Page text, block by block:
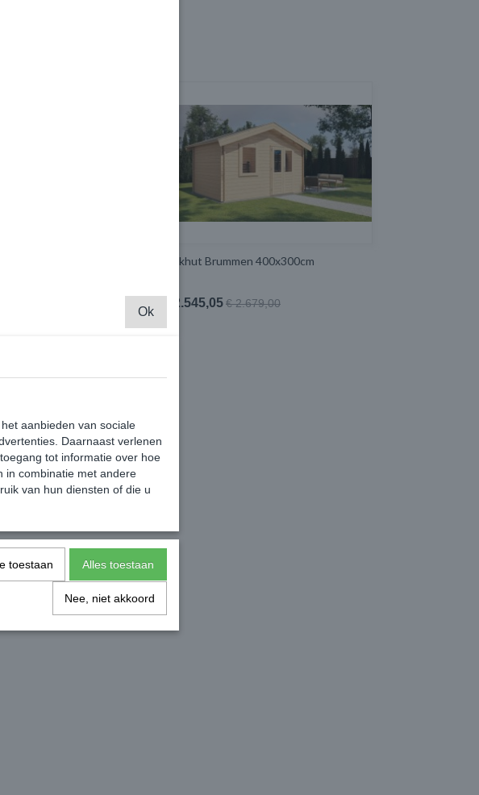
Blokhut Brummen 400x300cm
€ 2.545,05€ 2.679,00
Ok
aanbieden van sociale
Daarnaast verlenen
tot informatie over hoe
in combinatie met andere
van hun diensten of die u
toestaan Alles toestaan
Nee, niet akkoord